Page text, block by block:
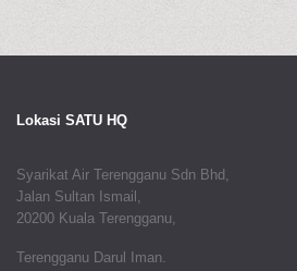
Lokasi SATU HQ
Syarikat Air Terengganu Sdn Bhd,
Jalan Sultan Ismail,
20200 Kuala Terengganu,
Terengganu Darul Iman.